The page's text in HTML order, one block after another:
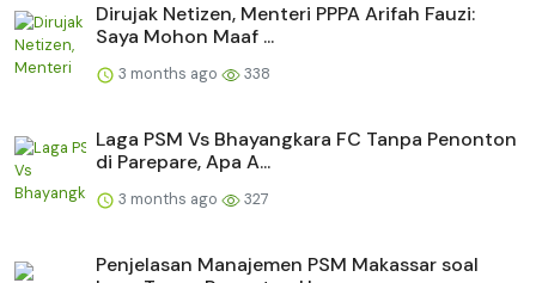
Dirujak Netizen, Menteri PPPA Arifah Fauzi:
Saya Mohon Maaf ...
3 months ago 338
Laga PSM Vs Bhayangkara FC Tanpa Penonton
di Parepare, Apa A...
3 months ago 327
Penjelasan Manajemen PSM Makassar soal